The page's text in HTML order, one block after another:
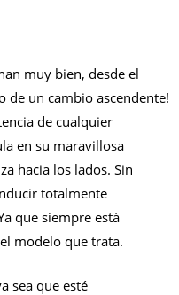
muy bien, desde el
de un cambio ascendente!
de cualquier
en su maravillosa
hacia los lados. Sin
totalmente
que siempre está
modelo que trata.
sea que esté